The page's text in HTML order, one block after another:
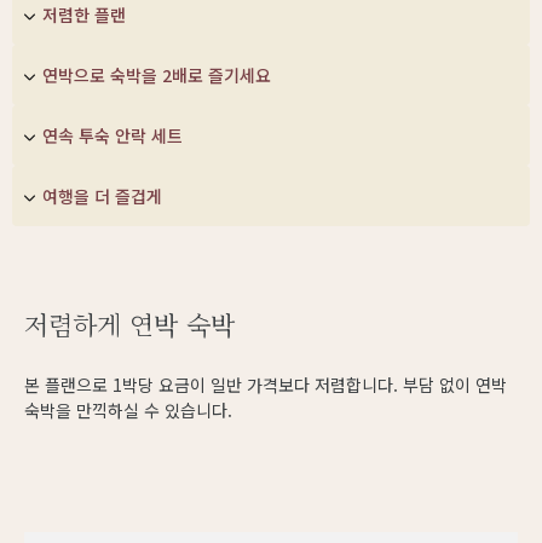
저렴한 플랜
연박으로 숙박을 2배로 즐기세요
연속 투숙 안락 세트
여행을 더 즐겁게
저렴하게 연박 숙박
본 플랜으로 1박당 요금이 일반 가격보다 저렴합니다. 부담 없이 연박
숙박을 만끽하실 수 있습니다.